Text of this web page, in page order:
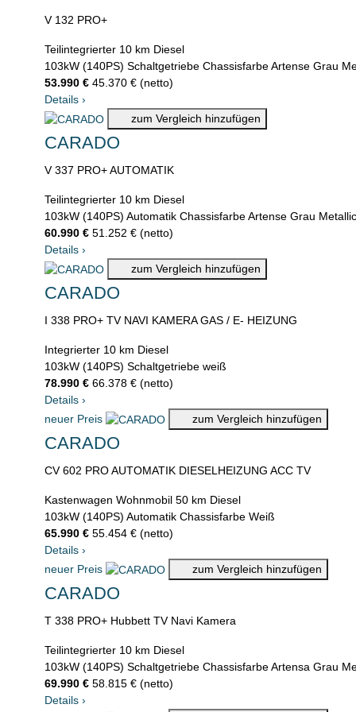
V 132 PRO+
Teilintegrierter 10 km Diesel
103kW (140PS) Schaltgetriebe Chassisfarbe Artense Grau
53.990 € 45.370 € (netto)
Details ›
zum Vergleich hinzufügen
CARADO
V 337 PRO+ AUTOMATIK
Teilintegrierter 10 km Diesel
103kW (140PS) Automatik Chassisfarbe Artense Grau Metallic
60.990 € 51.252 € (netto)
Details ›
zum Vergleich hinzufügen
CARADO
I 338 PRO+ TV NAVI KAMERA GAS / E- HEIZUNG
Integrierter 10 km Diesel
103kW (140PS) Schaltgetriebe weiß
78.990 € 66.378 € (netto)
Details ›
neuer Preis
zum Vergleich hinzufügen
CARADO
CV 602 PRO AUTOMATIK DIESELHEIZUNG ACC TV
Kastenwagen Wohnmobil 50 km Diesel
103kW (140PS) Automatik Chassisfarbe Weiß
65.990 € 55.454 € (netto)
Details ›
neuer Preis
zum Vergleich hinzufügen
CARADO
T 338 PRO+ Hubbett TV Navi Kamera
Teilintegrierter 10 km Diesel
103kW (140PS) Schaltgetriebe Chassisfarbe Artensa Grau
69.990 € 58.815 € (netto)
Details ›